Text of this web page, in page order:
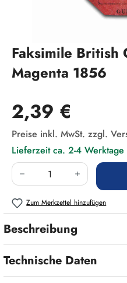
Faksimile British
Magenta 1856
Regulärer Preis:
2,39 €
Preise inkl. MwSt. zzgl.
Lieferzeit ca. 2-4 Werktage
Produkt Anzahl: Gib
Zum Merkzettel hinzufügen
Beschreibung
Technische Daten